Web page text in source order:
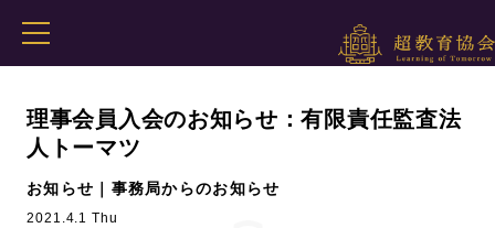
理事会員入会のお知らせ：有限責任監査法
人トーマツ
お知らせ｜事務局からのお知らせ
2021.4.1 Thu